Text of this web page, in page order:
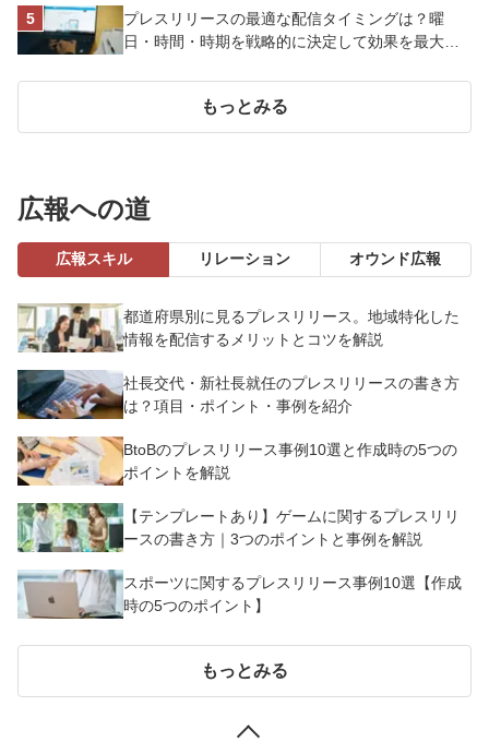
プレスリリースの最適な配信タイミングは？曜
日・時間・時期を戦略的に決定して効果を最大化
もっとみる
広報への道
広報スキル リレーション オウンド広報
都道府県別に見るプレスリリース。地域特化した
情報を配信するメリットとコツを解説
社長交代・新社長就任のプレスリリースの書き方
は？項目・ポイント・事例を紹介
BtoBのプレスリリース事例10選と作成時の5つの
ポイントを解説
【テンプレートあり】ゲームに関するプレスリリ
ースの書き方｜3つのポイントと事例を解説
スポーツに関するプレスリリース事例10選【作成
時の5つのポイント】
もっとみる